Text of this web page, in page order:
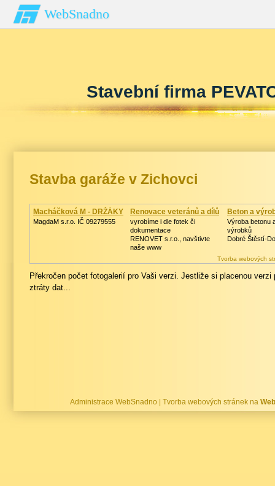
WebSnadno
Stavební firma
Stavba garáže v Zichovci
Macháčková M - DRŽÁKY
MagdaM s.r.o. IČ 09279555
Renovace veteránů a dílů
vyrobíme i dle fotek či
dokumentace
RENOVET s.r.o., navštivte
naše www
Beton a
Výroba betonu
výrobků
Dobré Štěstí-
Tvorba webových
Překročen počet fotogalerií pro Vaši verzi. Jestliže si placenou
ztráty dat...
Administrace WebSnadno Tvorba webových stránek na